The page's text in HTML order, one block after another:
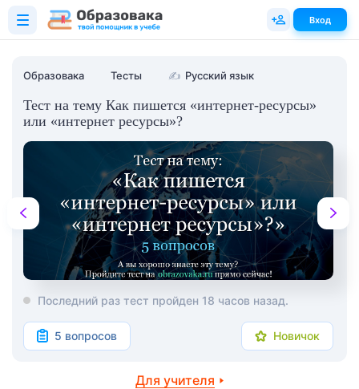
Образовака Тесты ✍ Русский язык
Тест на тему Как пишется «интернет-ресурсы»
или «интернет ресурсы»?
Последний раз тест пройден 18 часов назад.
5 вопросов Новичок
Для учителя
Вход